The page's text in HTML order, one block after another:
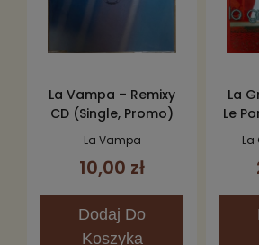
La Vampa – Remixy
CD (Single, Promo)
La Vampa
10,00 zł
Dodaj Do
Koszyka
La
Le
La